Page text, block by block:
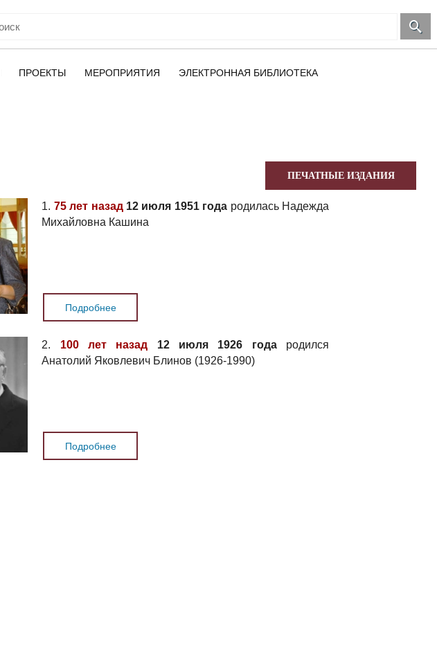
ПРОЕКТЫ МЕРОПРИЯТИЯ ЭЛЕКТРОННАЯ БИБЛИОТЕКА
ПЕЧАТНЫЕ ИЗДАНИЯ
1. 75 лет назад12 июля 1951 года родилась Надежда
Михайловна Кашина
Подробнее
2. 100 лет назад 12 июля 1926 годародился
Анатолий Яковлевич Блинов (1926-1990)
Подробнее